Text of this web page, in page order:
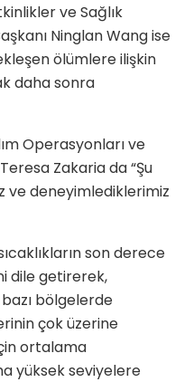
ve Sağlık
Ninglan Wang ise
ölümlere ilişkin
daha sonra
Operasyonları ve
Zakaria da “Şu
ve deneyimlediklerimiz
son derece
dile getirerek,
bölgelerde
çok üzerine
ortalama
yüksek seviyelere